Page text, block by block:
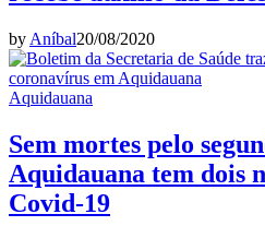
by Aníbal20/08/2020
Aquidauana
Sem mortes pelo
Aquidauana tem dois
Covid-19